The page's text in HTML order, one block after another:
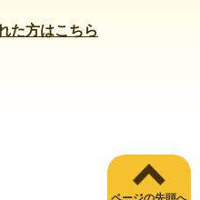
た方はこちら